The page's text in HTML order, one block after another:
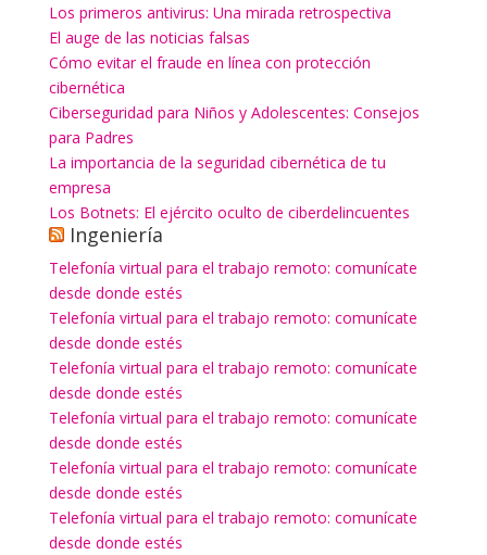
Los primeros antivirus: Una mirada retrospectiva
El auge de las noticias falsas
Cómo evitar el fraude en línea con protección
cibernética
Ciberseguridad para Niños y Adolescentes: Consejos
para Padres
La importancia de la seguridad cibernética de tu
empresa
Los Botnets: El ejército oculto de ciberdelincuentes
Ingeniería
Telefonía virtual para el trabajo remoto: comunícate
desde donde estés
Telefonía virtual para el trabajo remoto: comunícate
desde donde estés
Telefonía virtual para el trabajo remoto: comunícate
desde donde estés
Telefonía virtual para el trabajo remoto: comunícate
desde donde estés
Telefonía virtual para el trabajo remoto: comunícate
desde donde estés
Telefonía virtual para el trabajo remoto: comunícate
desde donde estés